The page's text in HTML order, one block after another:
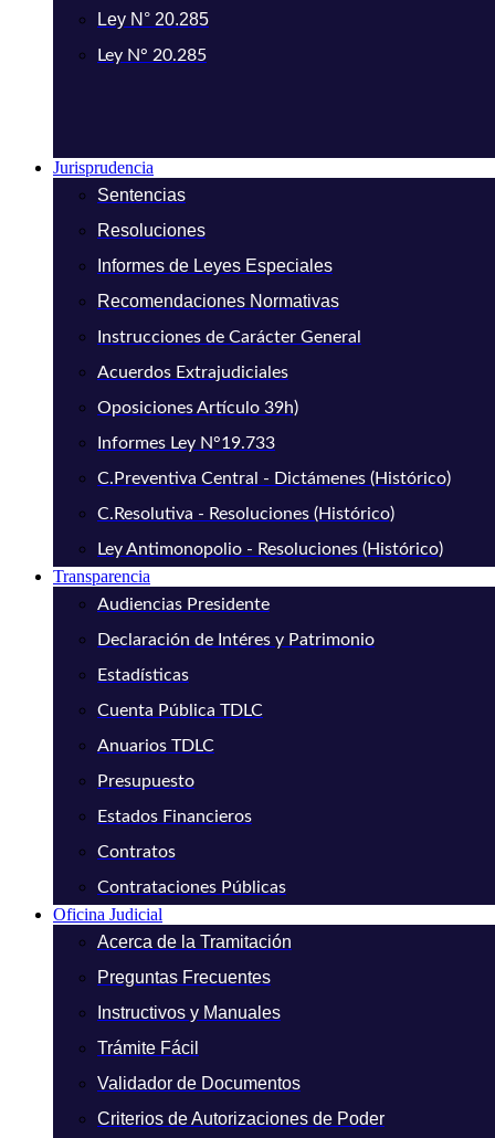
Ley N° 20.285
Ley N° 20.285
Jurisprudencia
Sentencias
Resoluciones
Informes de Leyes Especiales
Recomendaciones Normativas
Instrucciones de Carácter General
Acuerdos Extrajudiciales
Oposiciones Artículo 39h)
Informes Ley N°19.733
C.Preventiva Central - Dictámenes (Histórico)
C.Resolutiva - Resoluciones (Histórico)
Ley Antimonopolio - Resoluciones (Histórico)
Transparencia
Audiencias Presidente
Declaración de Intéres y Patrimonio
Estadísticas
Cuenta Pública TDLC
Anuarios TDLC
Presupuesto
Estados Financieros
Contratos
Contrataciones Públicas
Oficina Judicial
Acerca de la Tramitación
Preguntas Frecuentes
Instructivos y Manuales
Trámite Fácil
Validador de Documentos
Criterios de Autorizaciones de Poder